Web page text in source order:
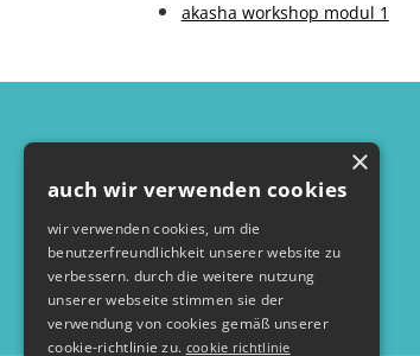
akasha workshop modul 1
×
auch wir verwenden cookies
wir verwenden cookies, um die
benutzerfreundlichkeit unserer website zu
verbessern. durch die weitere nutzung
unserer webseite stimmen sie der
verwendung von cookies gemäß unserer
cookie-richtlinie zu. cookie richtlinie